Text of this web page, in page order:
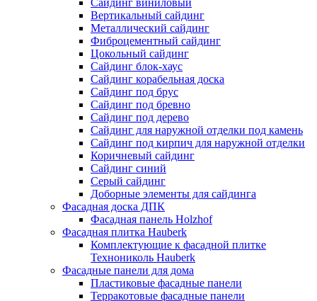
Сайдинг виниловый
Вертикальный сайдинг
Металлический сайдинг
Фиброцементный сайдинг
Цокольный сайдинг
Сайдинг блок-хаус
Сайдинг корабельная доска
Сайдинг под брус
Сайдинг под бревно
Сайдинг под дерево
Сайдинг для наружной отделки под камень
Сайдинг под кирпич для наружной отделки
Коричневый сайдинг
Сайдинг синий
Серый сайдинг
Доборные элементы для сайдинга
Фасадная доска ДПК
Фасадная панель Holzhof
Фасадная плитка Hauberk
Комплектующие к фасадной плитке
Технониколь Hauberk
Фасадные панели для дома
Пластиковые фасадные панели
Терракотовые фасадные панели